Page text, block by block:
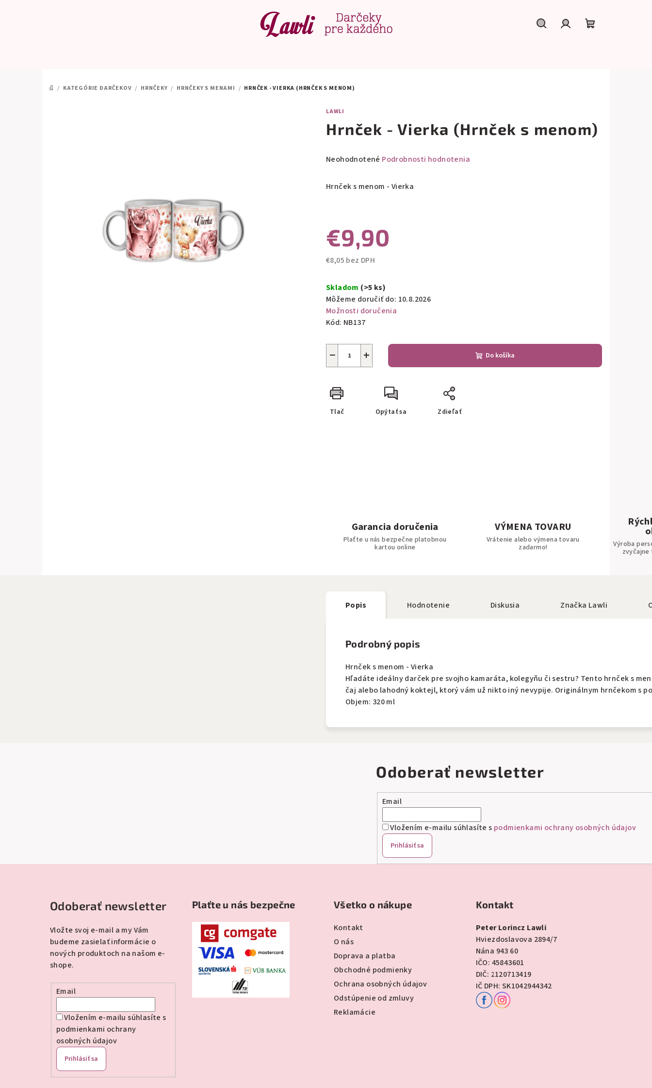
DOMOV
/ KATEGÓRIE DARČEKOV / HRNČEKY / HRNČEKY S MENAMI / HRNČEK - VIERKA (HRNČEK S MENOM)
LAWLI
Hrnček - Vierka (Hrnček s menom)
Priemerné
produktu
hviezdičiek.
Neohodnotené Podrobnosti hodnotenia
Hrnček s menom - Vierka
€9,90
€8,05 bez DPH
cena:
Skladom (>5 ks)
Môžeme doručiť do: 10.8.2026
Možnosti doručenia
Kód: NB137
+
− Do košíka
Tlač Opýtať sa Zdieľať
Garancia doručenia
Plaťte u nás bezpečne platobnou
kartou online
VÝMENA TOVARU
Vrátenie alebo výmena tovaru
zadarmo!
Výroba
zvyčajne
Popis Hodnotenie Diskusia Značka Lawli
Podrobný popis
Hrnček s menom - Vierka
Hľadáte ideálny darček pre svojho kamaráta, kolegyňu či sestru? Tento hrnček s
čaj alebo lahodný koktejl, ktorý vám už nikto iný nevypije. Originálnym hrnčekom s
Objem: 320 ml
Odoberať newsletter
Email
Vložením e-mailu súhlasíte s podmienkami ochrany osobných údajov
Prihlásiť sa
Odoberať newsletter
Vložte svoj e-mail a my Vám
budeme zasielať informácie o
nových produktoch na našom e-
shope.
Email
Vložením e-mailu súhlasíte s
podmienkami ochrany
osobných údajov
Prihlásiť sa
Plaťte u nás bezpečne Všetko o nákupe
Kontakt
O nás
Doprava a platba
Obchodné podmienky
Ochrana osobných údajov
Odstúpenie od zmluvy
Reklamácie
Kontakt
Peter Lorincz Lawli
Hviezdoslavova 2894/7
Nána 943 60
IČO: 45843601
DIČ: 2120713419
IČ DPH: SK1042944342